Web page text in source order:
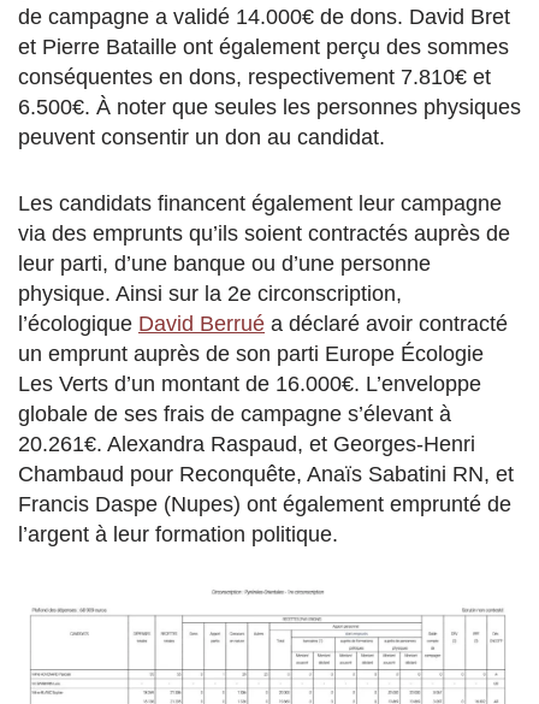
de campagne a validé 14.000€ de dons. David Bret
et Pierre Bataille ont également perçu des sommes
conséquentes en dons, respectivement 7.810€ et
6.500€. À noter que seules les personnes physiques
peuvent consentir un don au candidat.
Les candidats financent également leur campagne
via des emprunts qu’ils soient contractés auprès de
leur parti, d’une banque ou d’une personne
physique. Ainsi sur la 2e circonscription,
l’écologique David Berrué a déclaré avoir contracté
un emprunt auprès de son parti Europe Écologie
Les Verts d’un montant de 16.000€. L’enveloppe
globale de ses frais de campagne s’élevant à
20.261€. Alexandra Raspaud, et Georges-Henri
Chambaud pour Reconquête, Anaïs Sabatini RN, et
Francis Daspe (Nupes) ont également emprunté de
l’argent à leur formation politique.